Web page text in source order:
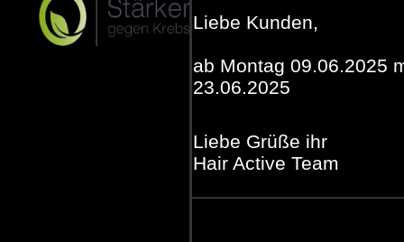
Liebe Kunden,
ab Montag 09.06.2025
23.06.2025
Liebe Grüße ihr
Hair Active Team